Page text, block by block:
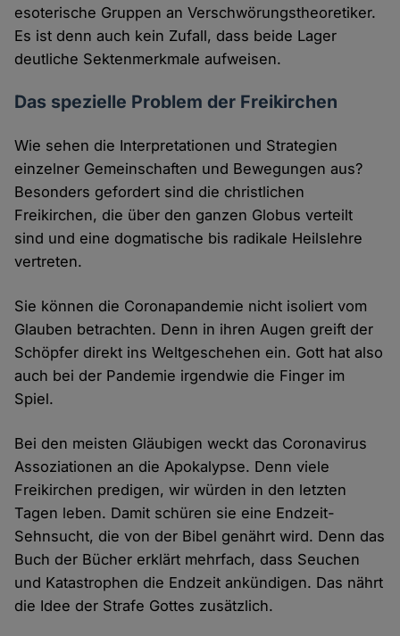
esoterische Gruppen an Verschwörungstheoretiker.
Es ist denn auch kein Zufall, dass beide Lager
deutliche Sektenmerkmale aufweisen.
Das spezielle Problem der Freikirchen
Wie sehen die Interpretationen und Strategien
einzelner Gemeinschaften und Bewegungen aus?
Besonders gefordert sind die christlichen
Freikirchen, die über den ganzen Globus verteilt
sind und eine dogmatische bis radikale Heilslehre
vertreten.
Sie können die Coronapandemie nicht isoliert vom
Glauben betrachten. Denn in ihren Augen greift der
Schöpfer direkt ins Weltgeschehen ein. Gott hat also
auch bei der Pandemie irgendwie die Finger im
Spiel.
Bei den meisten Gläubigen weckt das Coronavirus
Assoziationen an die Apokalypse. Denn viele
Freikirchen predigen, wir würden in den letzten
Tagen leben. Damit schüren sie eine Endzeit-
Sehnsucht, die von der Bibel genährt wird. Denn das
Buch der Bücher erklärt mehrfach, dass Seuchen
und Katastrophen die Endzeit ankündigen. Das nährt
die Idee der Strafe Gottes zusätzlich.